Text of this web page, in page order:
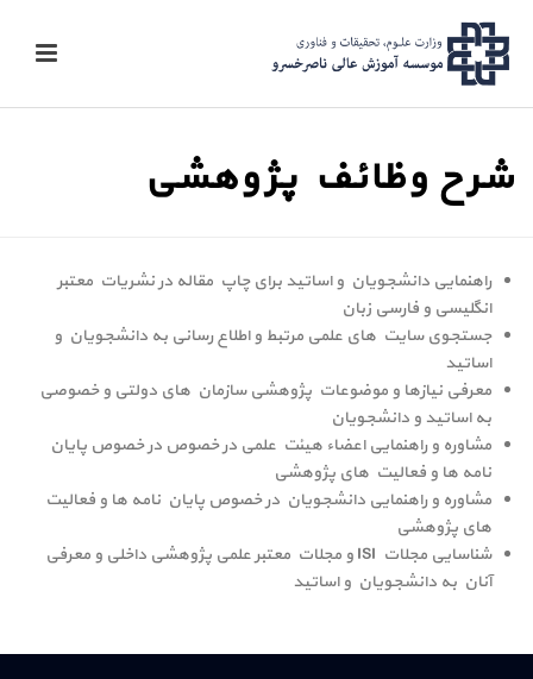
شرح وظائف پژوهشی
راهنمایی دانشجویان و اساتید برای چاپ مقاله در نشریات معتبر
انگلیسی و فارسی زبان
جستجوی سایت های علمی مرتبط و اطلاع رسانی به دانشجویان و
اساتید
معرفی نیازها و موضوعات پژوهشی سازمان های دولتی و خصوصی
به اساتید و دانشجویان
مشاوره و راهنمایی اعضاء هیئت علمی در خصوص در خصوص پایان
نامه ها و فعالیت های پژوهشی
مشاوره و راهنمایی دانشجویان در خصوص پایان نامه ها و فعالیت
های پژوهشی
شناسایی مجلات ISI و مجلات معتبر علمی پژوهشی داخلی و معرفی
آنان به دانشجویان و اساتید